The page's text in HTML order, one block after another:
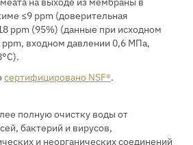
≤9 ppm (доверительная
ppm (95%) (данные при исходном
входном давлении 0,6 МПа,
сертифицировано NSF®.
полную очистку воды от
бактерий и вирусов,
и неорганических соединений